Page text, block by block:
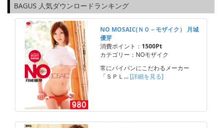
BAGUS 人気ダウンロードランキング
NO MOSAIC(ＮＯ－モザイク） 月城
優芽
消費ポイント： 1500Pt
カテゴリー：NOモザイク
常にパイパンにこだわるメーカー
「ＳＰＬ… [詳細を見る]